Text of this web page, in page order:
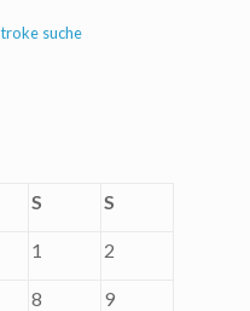
suche
S S
1 2
8 9